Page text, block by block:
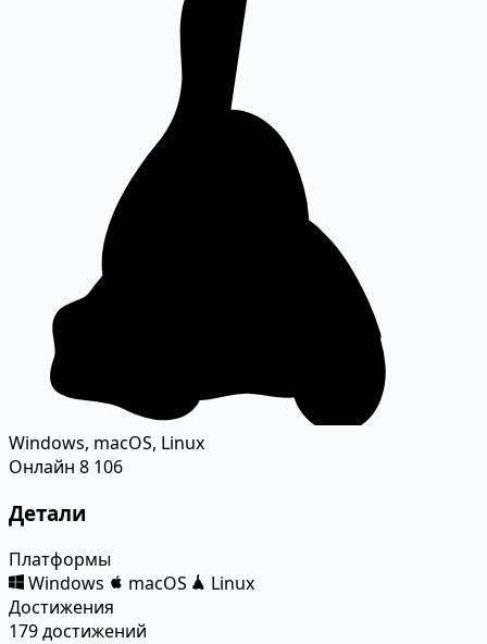
Windows, macOS, Linux
Онлайн 8 106
Детали
Платформы
Windows
macOS
Linux
Достижения
179 достижений